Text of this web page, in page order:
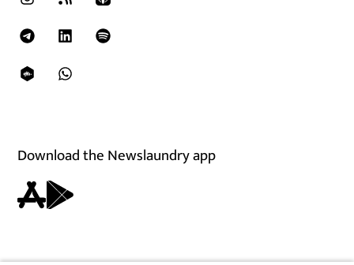
Download the Newslaundry app